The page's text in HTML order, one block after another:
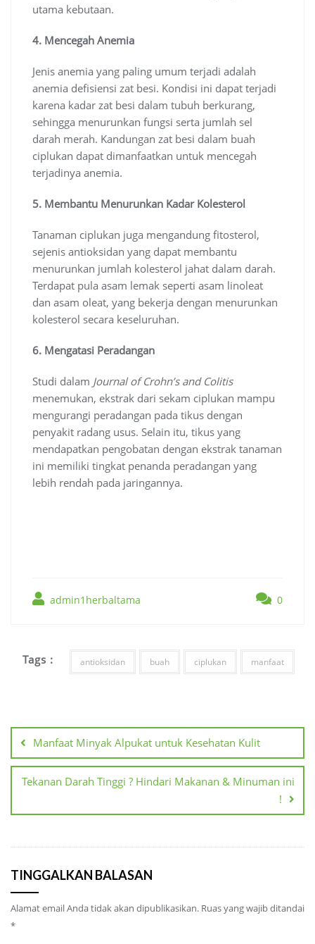
utama kebutaan.
4. Mencegah Anemia
Jenis anemia yang paling umum terjadi adalah
anemia defisiensi zat besi. Kondisi ini dapat terjadi
karena kadar zat besi dalam tubuh berkurang,
sehingga menurunkan fungsi serta jumlah sel
darah merah. Kandungan zat besi dalam buah
ciplukan dapat dimanfaatkan untuk mencegah
terjadinya anemia.
5. Membantu Menurunkan Kadar Kolesterol
Tanaman ciplukan juga mengandung fitosterol,
sejenis antioksidan yang dapat membantu
menurunkan jumlah kolesterol jahat dalam darah.
Terdapat pula asam lemak seperti asam linoleat
dan asam oleat, yang bekerja dengan menurunkan
kolesterol secara keseluruhan.
6. Mengatasi Peradangan
Studi dalam Journal of Crohn’s and Colitis
menemukan, ekstrak dari sekam ciplukan mampu
mengurangi peradangan pada tikus dengan
penyakit radang usus. Selain itu, tikus yang
mendapatkan pengobatan dengan ekstrak tanaman
ini memiliki tingkat penanda peradangan yang
lebih rendah pada jaringannya.
admin1herbaltama 0
Tags : antioksidan buah ciplukan manfaat
posManfaat Minyak Alpukat untuk Kesehatan Kulit
Tekanan Darah Tinggi ? Hindari Makanan & Minuman ini
!
TINGGALKAN BALASAN
Alamat email Anda tidak akan dipublikasikan. Ruas yang wajib ditandai
*